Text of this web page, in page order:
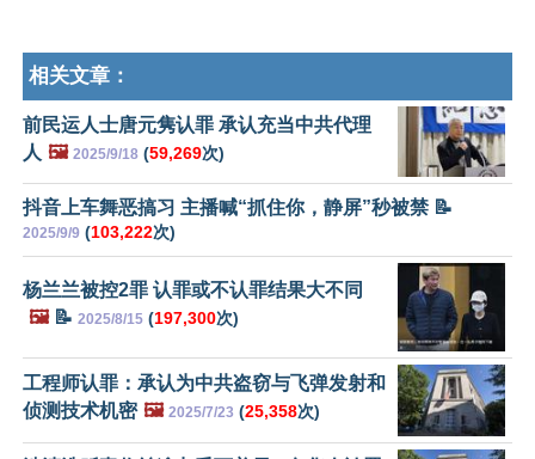
相关文章：
前民运人士唐元隽认罪 承认充当中共代理
人 🖼️ 2025/9/18 (59,269次)
抖音上车舞恶搞习 主播喊“抓住你，静屏”秒被禁 📝
2025/9/9 (103,222次)
杨兰兰被控2罪 认罪或不认罪结果大不同
🖼️📝 2025/8/15 (197,300次)
工程师认罪：承认为中共盗窃与飞弹发射和
侦测技术机密 🖼️ 2025/7/23 (25,358次)